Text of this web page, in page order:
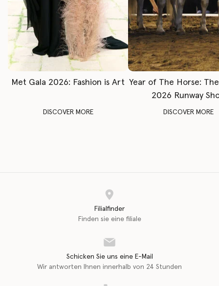
Met Gala 2026: Fashion is Art
DISCOVER MORE
Year of The Horse:
2026 Runway
DISCOVER MORE
Filialfinder
Finden sie eine filiale
Schicken Sie uns eine E-Mail
Wir antworten Ihnen innerhalb von 24 Stunden